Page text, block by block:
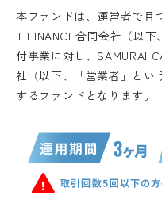
本ファンドは、運営者で且
T FINANCE合同会社（以
付事業に対し、SAMURAI
社（以下、「営業者」とい
するファンドとなります。